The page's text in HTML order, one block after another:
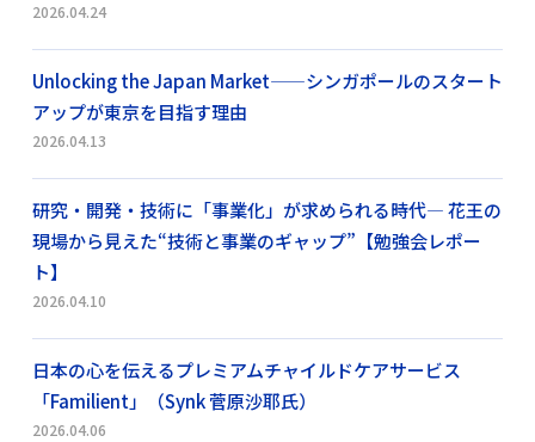
2026.04.24
Unlocking the Japan Market——シンガポールのスタート
アップが東京を目指す理由
2026.04.13
研究・開発・技術に「事業化」が求められる時代― 花王の
現場から見えた“技術と事業のギャップ”【勉強会レポー
ト】
2026.04.10
日本の心を伝えるプレミアムチャイルドケアサービス
「Familient」（Synk 菅原沙耶氏）
2026.04.06